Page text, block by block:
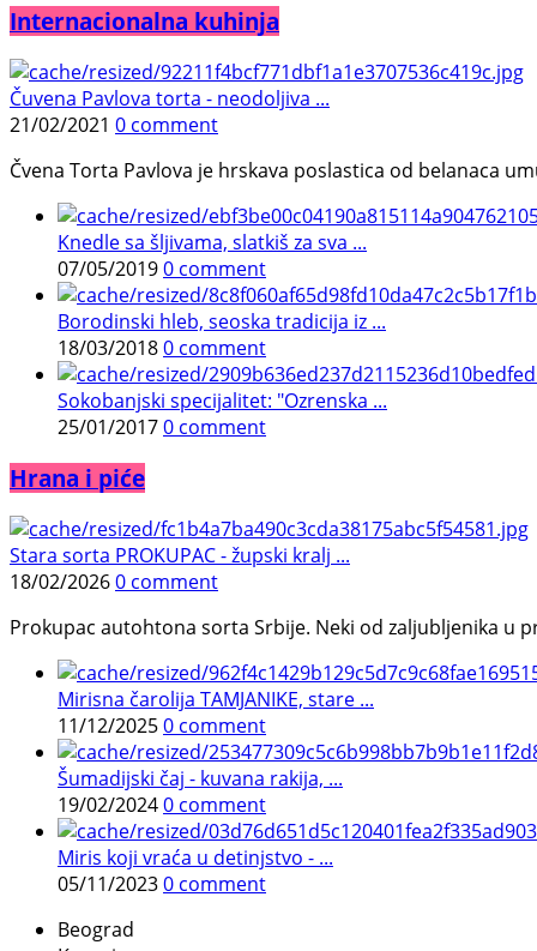
Internacionalna kuhinja
Čuvena Pavlova torta - neodoljiva ...
21/02/2021 0 comment
Čvena Torta Pavlova je hrskava poslastica od belanaca
Knedle sa šljivama, slatkiš za sva ...
07/05/20190 comment
Borodinski hleb, seoska tradicija iz ...
18/03/20180 comment
Sokobanjski specijalitet: "Ozrenska ...
25/01/20170 comment
Hrana i piće
Stara sorta PROKUPAC - župski kralj ...
18/02/20260 comment
Prokupac autohtona sorta Srbije. Neki od zaljubljenika u
Mirisna čarolija TAMJANIKE, stare ...
11/12/20250 comment
Šumadijski čaj - kuvana rakija, ...
19/02/20240 comment
Miris koji vraća u detinjstvo - ...
05/11/20230 comment
Beograd